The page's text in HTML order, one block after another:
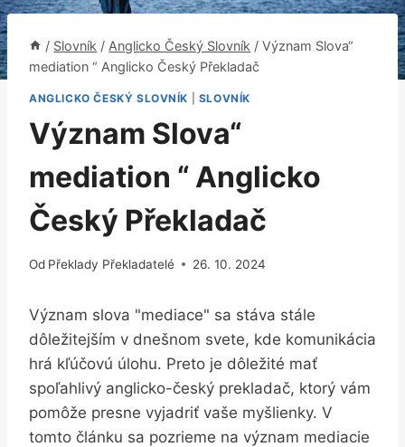
/ Slovník / Anglicko Český Slovník / Význam Slova“
mediation “ Anglicko Český Překladač
ANGLICKO ČESKÝ SLOVNÍK SLOVNÍK
Význam Slova“
mediation “ Anglicko
Český Překladač
Od Překlady Překladatelé 26. 10. 2024
Význam slova "mediace" sa‍ stáva stále
dôležitejším v dnešnom svete, ⁣kde komunikácia
hrá kľúčovú úlohu. Preto je dôležité mať
spoľahlivý anglicko-český prekladač, ⁣ktorý vám
pomôže presne vyjadriť vaše myšlienky. V
tomto článku sa pozrieme na význam mediacie